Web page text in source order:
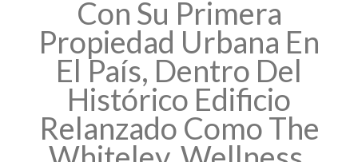
Con Su Primera
Propiedad Urbana En
El País, Dentro Del
Histórico Edificio
Relanzado Como The